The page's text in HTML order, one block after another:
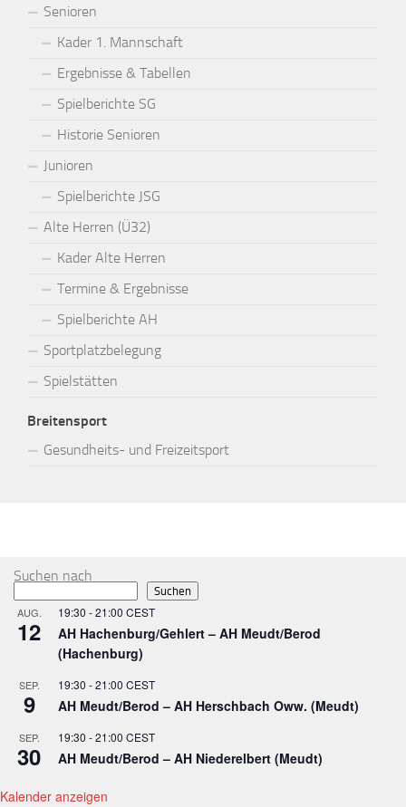
Senioren
Kader 1. Mannschaft
Ergebnisse & Tabellen
Spielberichte SG
Historie Senioren
Junioren
Spielberichte JSG
Alte Herren (Ü32)
Kader Alte Herren
Termine & Ergebnisse
Spielberichte AH
Sportplatzbelegung
Spielstätten
Breitensport
Gesundheits- und Freizeitsport
Suchen nach
Suchen
AUG.
12
19:30 -21:00 CEST
AH Hachenburg/Gehlert – AH Meudt/Berod
(Hachenburg)
SEP.
9
19:30 -21:00 CEST
AH Meudt/Berod – AH Herschbach Oww. (Meudt)
SEP.
30
19:30 -21:00 CEST
AH Meudt/Berod – AH Niederelbert (Meudt)
Kalender anzeigen